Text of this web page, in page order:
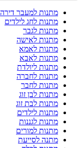
מתנות למעבר דירה
מתנות לחג לילדים
מתנות לגבר
מתנות לאישה
מתנות לאמא
מתנות לאבא
מתנות ליולדת
מתנות לחברה
מתנות לחבר
מתנות לבן זוג
מתנות לבת זוג
מתנות לילדים
מתנות לגננות
מתנות למורים
מתנה לסייעת